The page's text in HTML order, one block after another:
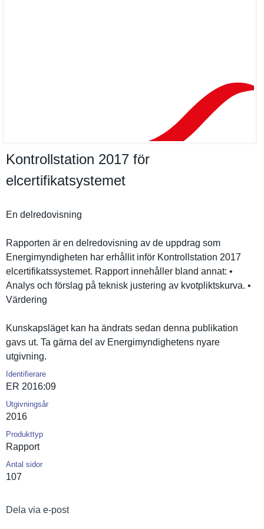
Kontrollstation 2017 för
elcertifikatsystemet
En delredovis­ning
Rapporten är en delredovis­ning av de uppdrag som
Energimynd­igheten har erhållit inför Kontrollst­ation 2017
elcertifik­atssysteme­t. Rapport innehåller bland annat: •
Analys och förslag på teknisk justering av kvotplikts­kurva. •
Värdering
Kunskapslä­get kan ha ändrats sedan denna publikatio­n
gavs ut. Ta gärna del av Energimynd­ighetens nyare
utgivning.
Identifierare
ER 2016:09
Utgivningsår
2016
Produkttyp
Rapport
Antal sidor
107
Dela via e-post